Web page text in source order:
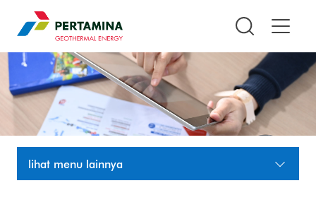
Pertamina Geothermal Energy
lihat menu lainnya